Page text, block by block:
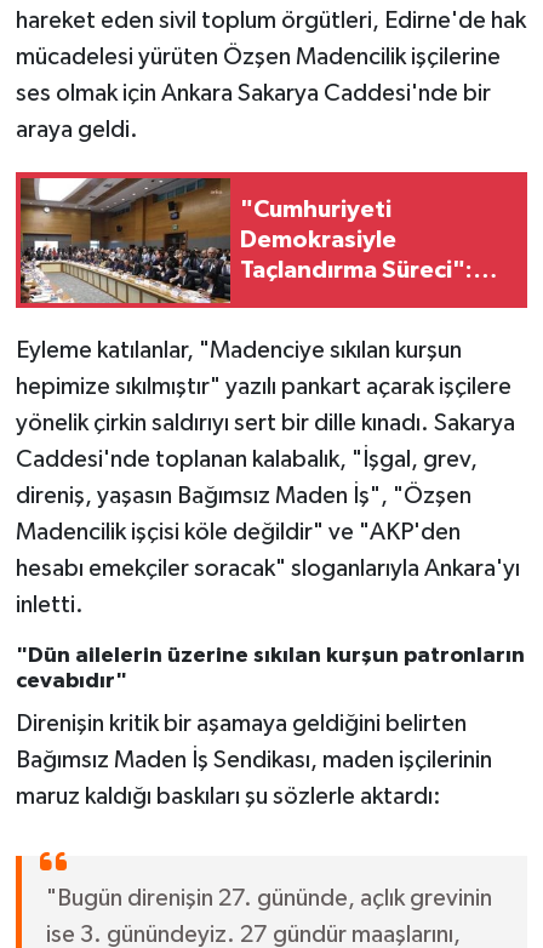
hareket eden sivil toplum örgütleri, Edirne'de hak
mücadelesi yürüten Özşen Madencilik işçilerine
ses olmak için Ankara Sakarya Caddesi'nde bir
araya geldi.
"Cumhuriyeti
Demokrasiyle
Taçlandırma Süreci":
Eyleme katılanlar, "Madenciye sıkılan kurşun
hepimize sıkılmıştır" yazılı pankart açarak işçilere
yönelik çirkin saldırıyı sert bir dille kınadı. Sakarya
Caddesi'nde toplanan kalabalık, "İşgal, grev,
direniş, yaşasın Bağımsız Maden İş", "Özşen
Madencilik işçisi köle değildir" ve "AKP'den
hesabı emekçiler soracak" sloganlarıyla Ankara'yı
inletti.
"Dün ailelerin üzerine sıkılan kurşun patronların
cevabıdır"
Direnişin kritik bir aşamaya geldiğini belirten
Bağımsız Maden İş Sendikası, maden işçilerinin
maruz kaldığı baskıları şu sözlerle aktardı:
"Bugün direnişin 27. gününde, açlık grevinin
ise 3. günündeyiz. 27 gündür maaşlarını,